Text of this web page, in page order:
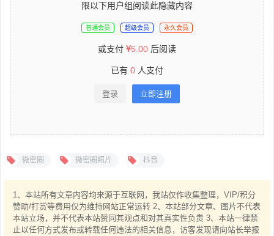
限以下用户组阅读此隐藏内容
普通会员 超级会员 永久会员
或支付 5.00 后阅读
已有 0 人支付
登录 立即注册
微密圈 微密圈照片 抖音
1、本站所有文章内容均来源于互联网，我站仅作收集整理，VIP/积分
赞助/打赏等费用仅为维持网站正常运转 2、本站部分文章、图片不代表
本站立场，并不代表本站赞同其观点和对其真实性负责 3、本站一律禁
止以任何方式发布或转载任何违法的相关信息，访客发现请向站长举报